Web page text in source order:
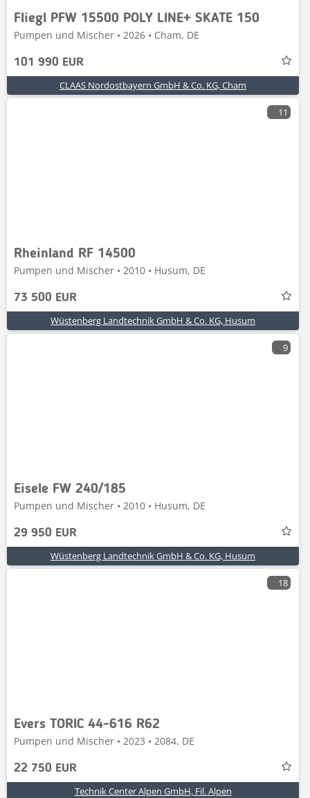
Fliegl PFW 15500 POLY LINE+ SKATE 150
Pumpen und Mischer • 2026 • Cham, DE
101 990 EUR
CLAAS Nordostbayern GmbH & Co. KG, Cham
11
Rheinland RF 14500
Pumpen und Mischer • 2010 • Husum, DE
73 500 EUR
Wüstenberg Landtechnik GmbH & Co. KG, Husum
9
Eisele FW 240/185
Pumpen und Mischer • 2010 • Husum, DE
29 950 EUR
Wüstenberg Landtechnik GmbH & Co. KG, Husum
18
Evers TORIC 44-616 R62
Pumpen und Mischer • 2023 • 2084, DE
22 750 EUR
Technik Center Alpen GmbH, Fil. Alpen